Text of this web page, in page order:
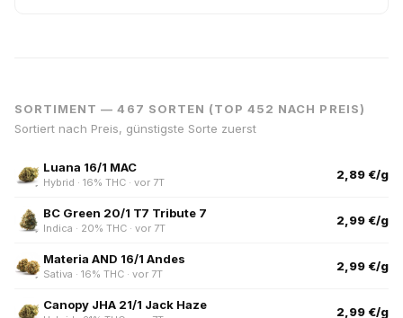
SORTIMENT — 467 SORTEN (TOP 452 NACH PREIS)
Sortiert nach Preis, günstigste Sorte zuerst
Luana 16/1 MAC
Hybrid · 16% THC · vor 7T
2,89 €/g
BC Green 20/1 T7 Tribute 7
Indica · 20% THC · vor 7T
2,99 €/g
Materia AND 16/1 Andes
Sativa · 16% THC · vor 7T
2,99 €/g
Canopy JHA 21/1 Jack Haze 2,99 €/g